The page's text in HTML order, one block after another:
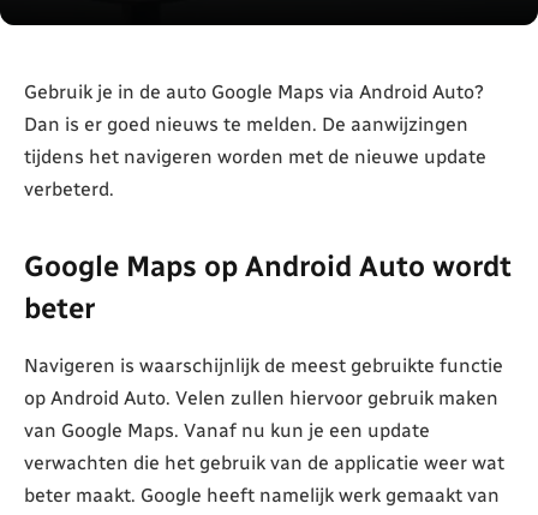
Gebruik je in de auto Google Maps via Android Auto?
Dan is er goed nieuws te melden. De aanwijzingen
tijdens het navigeren worden met de nieuwe update
verbeterd.
Google Maps op Android Auto wordt
beter
Navigeren is waarschijnlijk de meest gebruikte functie
op Android Auto. Velen zullen hiervoor gebruik maken
van Google Maps. Vanaf nu kun je een update
verwachten die het gebruik van de applicatie weer wat
beter maakt. Google heeft namelijk werk gemaakt van